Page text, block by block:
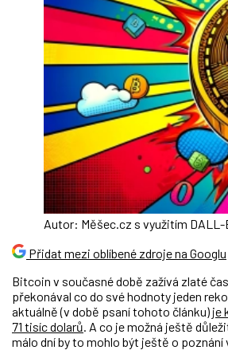
Autor: Měšec.cz s využitím DALL-
Přidat mezi oblíbené zdroje na Googlu
Bitcoin v současné době zažívá zlaté
překonával co do své hodnoty jeden
aktuálně (v době psaní tohoto článku) je
71 tisíc dolarů. A co je možná ještě
málo dní by to mohlo být ještě o poznání